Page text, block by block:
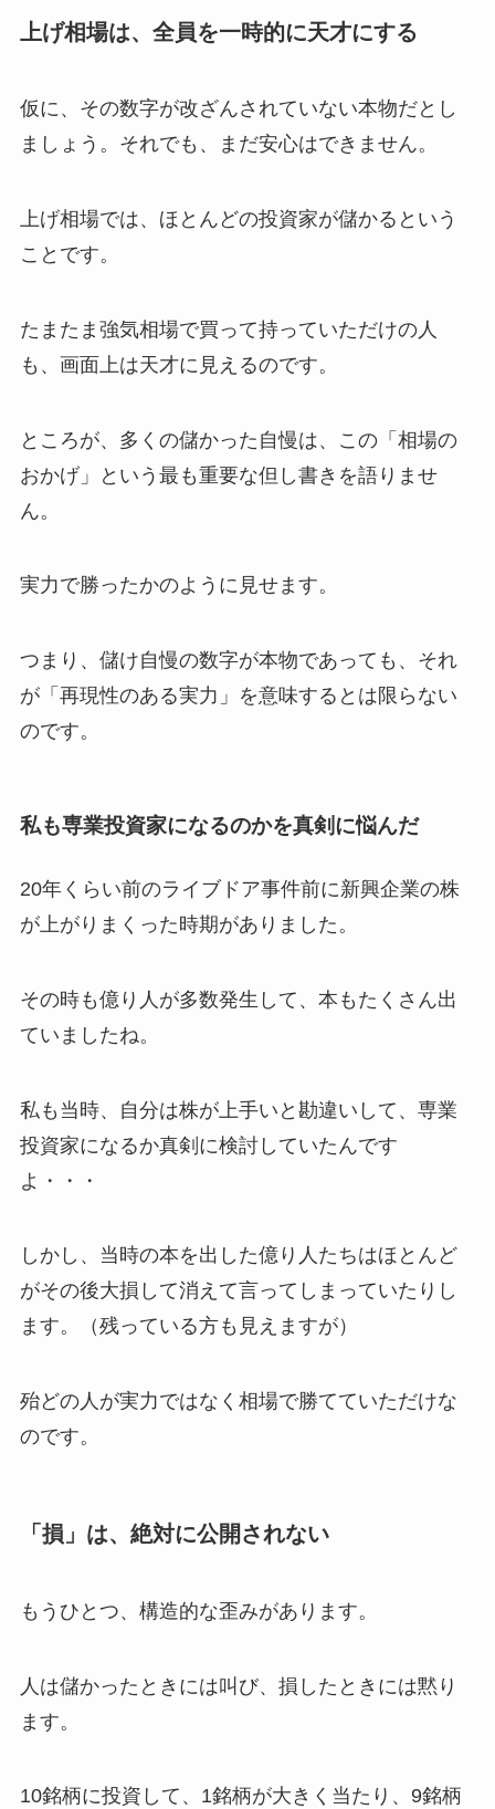
上げ相場は、全員を一時的に天才にする
仮に、その数字が改ざんされていない本物だとし
ましょう。それでも、まだ安心はできません。
上げ相場では、ほとんどの投資家が儲かるという
ことです。
たまたま強気相場で買って持っていただけの人
も、画面上は天才に見えるのです。
ところが、多くの儲かった自慢は、この「相場の
おかげ」という最も重要な但し書きを語りませ
ん。
実力で勝ったかのように見せます。
つまり、儲け自慢の数字が本物であっても、それ
が「再現性のある実力」を意味するとは限らない
のです。
私も専業投資家になるのかを真剣に悩んだ
20年くらい前のライブドア事件前に新興企業の株
が上がりまくった時期がありました。
その時も億り人が多数発生して、本もたくさん出
ていましたね。
私も当時、自分は株が上手いと勘違いして、専業
投資家になるか真剣に検討していたんです
よ・・・
しかし、当時の本を出した億り人たちはほとんど
がその後大損して消えて言ってしまっていたりし
ます。（残っている方も見えますが）
殆どの人が実力ではなく相場で勝てていただけな
のです。
「損」は、絶対に公開されない
もうひとつ、構造的な歪みがあります。
人は儲かったときには叫び、損したときには黙り
ます。
10銘柄に投資して、1銘柄が大きく当たり、9銘柄